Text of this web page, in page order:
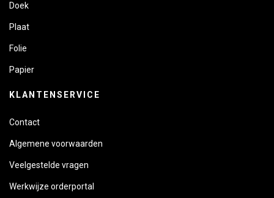
Doek
Plaat
Folie
Papier
KLANTENSERVICE
Contact
Algemene voorwaarden
Veelgestelde vragen
Werkwijze orderportal